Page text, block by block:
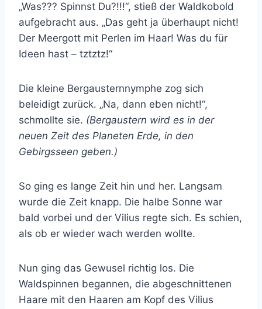
„Was??? Spinnst Du?!!!“, stieß der Waldkobold
aufgebracht aus. „Das geht ja überhaupt nicht!
Der Meergott mit Perlen im Haar! Was du für
Ideen hast – tztztz!“
Die kleine Bergausternnymphe zog sich
beleidigt zurück. „Na, dann eben nicht!“,
schmollte sie. (Bergaustern wird es in der
neuen Zeit des Planeten Erde, in den
Gebirgsseen geben.)
So ging es lange Zeit hin und her. Langsam
wurde die Zeit knapp. Die halbe Sonne war
bald vorbei und der Vilius regte sich. Es schien,
als ob er wieder wach werden wollte.
Nun ging das Gewusel richtig los. Die
Waldspinnen begannen, die abgeschnittenen
Haare mit den Haaren am Kopf des Vilius